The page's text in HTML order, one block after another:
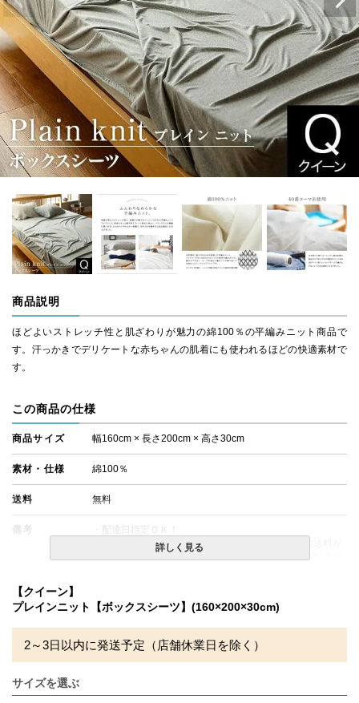
商品説明
ほどよいストレッチ性と肌ざわりが魅力の綿100％の平編みニット商品で
す。汗っかきでデリケートな赤ちゃんの肌着にも使われるほどの快適素材で
す。
この商品の仕様
商品サイズ 幅160cm × 長さ200cm × 高さ30cm
素材・仕様 綿100％
送料 無料
備考
・配達日指定ＯＫ！
※北海道・沖縄・離島等一部地域へのお届けは別途送料が
発生する場合がございます。また発送予定も変更になる場
詳しく見る
【クイーン】
プレインニット【ボックスシーツ】(160×200×30cm)
2～3日以内に発送予定（店舗休業日を除く）
サイズを選ぶ